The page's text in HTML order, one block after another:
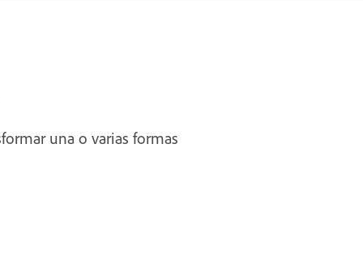
una o varias formas